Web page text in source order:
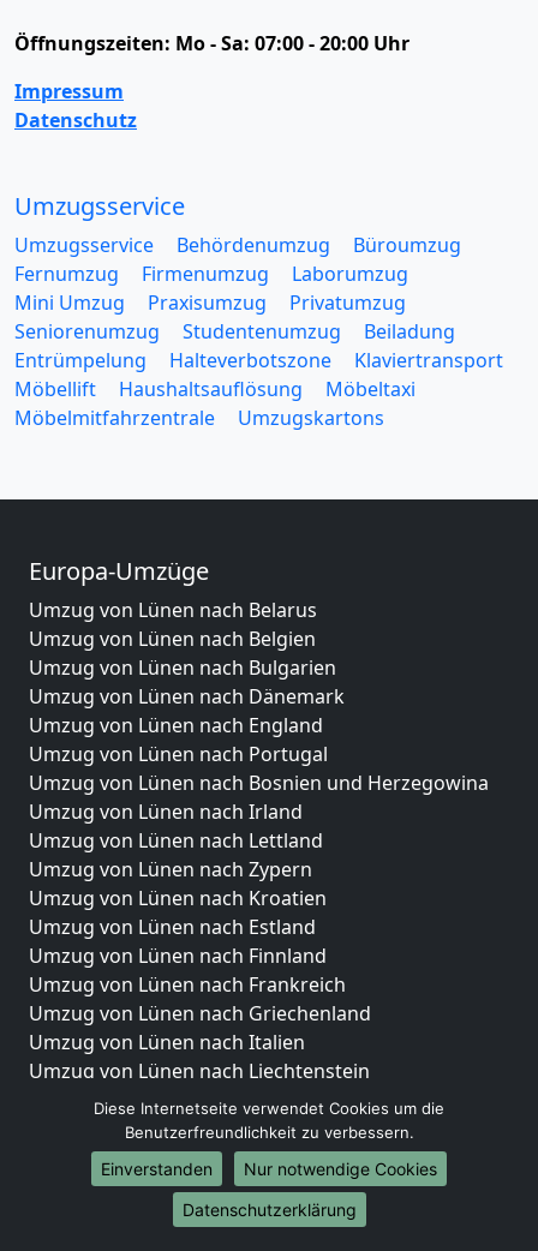
Öffnungszeiten: Mo - Sa: 07:00 - 20:00 Uhr
Impressum
Datenschutz
Umzugsservice
Umzugsservice Behördenumzug
Büroumzug
Fernumzug
Firmenumzug
Laborumzug
Mini Umzug
Praxisumzug
Privatumzug
Seniorenumzug
Studentenumzug
Beiladung
Entrümpelung
Halteverbotszone
Klaviertransport
Möbellift
Haushaltsauflösung
Möbeltaxi
Möbelmitfahrzentrale
Umzugskartons
Europa-Umzüge
Umzug von Lünen nach Belarus
Umzug von Lünen nach Belgien
Umzug von Lünen nach Bulgarien
Umzug von Lünen nach Dänemark
Umzug von Lünen nach England
Umzug von Lünen nach Portugal
Umzug von Lünen nach Bosnien und Herzegowina
Umzug von Lünen nach Irland
Umzug von Lünen nach Lettland
Umzug von Lünen nach Zypern
Umzug von Lünen nach Kroatien
Umzug von Lünen nach Estland
Umzug von Lünen nach Finnland
Umzug von Lünen nach Frankreich
Umzug von Lünen nach Griechenland
Umzug von Lünen nach Italien
Umzug von Lünen nach Liechtenstein
Umzug von Lünen nach Luxemburg
Umzug von Lünen nach Niederlande
Umzug von Lünen nach Norwegen
Umzüge-Deutschlandweit
Diese Internetseite verwendet Cookies um die
Benutzerfreundlichkeit zu verbessern.
Einverstanden
Nur notwendige Cookies
Datenschutzerklärung